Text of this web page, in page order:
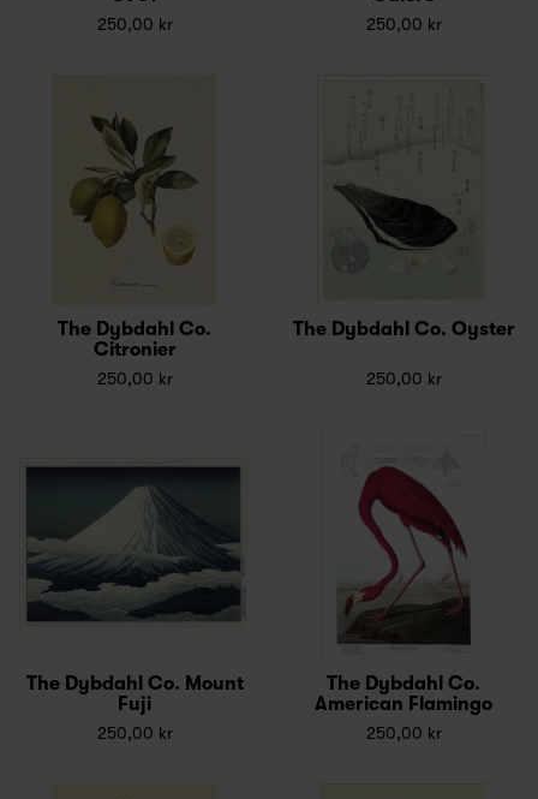
250,00 kr 250,00 kr
The Dybdahl Co.
Citronier
250,00 kr
The Dybdahl Co. Oyster
250,00 kr
The Dybdahl Co. Mount
Fuji
250,00 kr
The Dybdahl Co.
American Flamingo
250,00 kr